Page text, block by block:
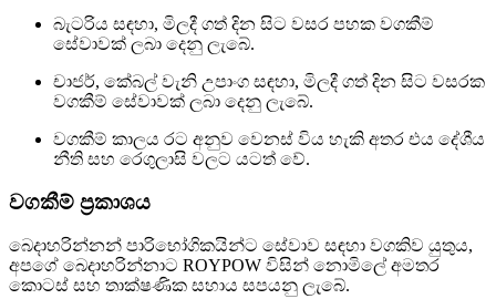
බැටරිය සඳහා, මිලදී ගත් දින සිට වසර පහක වගකීම්
සේවාවක් ලබා දෙනු ලැබේ.
චාජර්, කේබල් වැනි උපාංග සඳහා, මිලදී ගත් දින සිට වසරක
වගකීම් සේවාවක් ලබා දෙනු ලැබේ.
වගකීම් කාලය රට අනුව වෙනස් විය හැකි අතර එය දේශීය
නීති සහ රෙගුලාසි වලට යටත් වේ.
වගකීම් ප්‍රකාශය
බෙදාහරින්නන් පාරිභෝගිකයින්ට සේවාව සඳහා වගකිව යුතුය,
අපගේ බෙදාහරින්නාට ROYPOW විසින් නොමිලේ අමතර
කොටස් සහ තාක්ෂණික සහාය සපයනු ලැබේ.